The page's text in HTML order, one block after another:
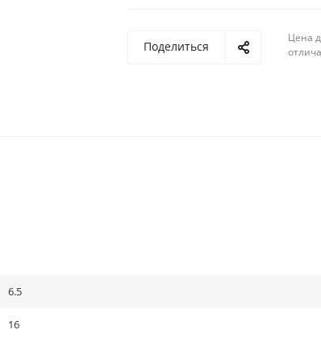
Поделиться
Цена
6.5
16